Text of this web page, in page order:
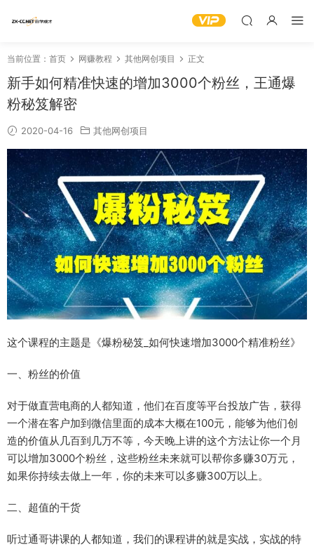
当前位置： 首页 网赚教程 其他网创项目 正文
新手如何精准快速的增加3000个粉丝，王通爆
粉秘笈解密
2020-04-16 其他网创项目
这个课程的主题是《爆粉秘笈_如何快速增加3000个精准粉丝》
一、粉丝的价值
对于做直营电商的人都知道，他们在百度等平台投放广告，获得
一个潜在客户加到微信里面的成本大概在100元，能够为他们创
造的价值从几百到几万不等，今天晚上讲的这个方法让你一个月
可以增加3000个粉丝，这些粉丝未来就可以帮你多赚30万元，
如果你持续去做上一年，你的未来可以多赚300万以上。
二、超值的干货
听过通哥讲课的人都知道，我们的课程讲的就是实战，实战的特